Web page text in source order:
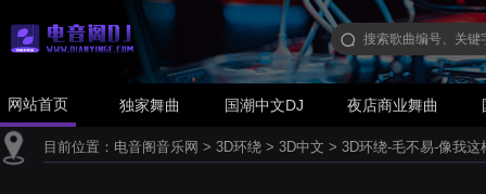
网站首页 独家舞曲 国潮中文DJ 夜店商业舞曲
目前位置： 电音阁音乐网 > 3D环绕 > 3D中文 > 3D环绕-毛不易-像我